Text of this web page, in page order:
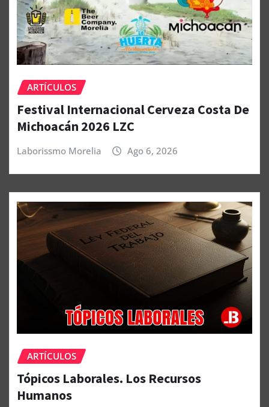
ARTÍCULOS
Festival Internacional Cerveza Costa De
Michoacán 2026 LZC
Laborissmo Morelia Ago 6, 2026
ARTÍCULOS
Tópicos Laborales. Los Recursos
Humanos